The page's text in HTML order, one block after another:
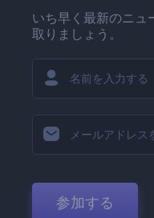
いち早く最新のニュ
取りましょう。
参加する